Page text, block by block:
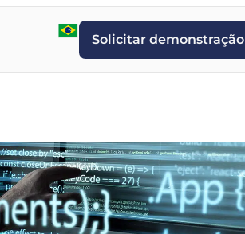
Solicitar demonstração